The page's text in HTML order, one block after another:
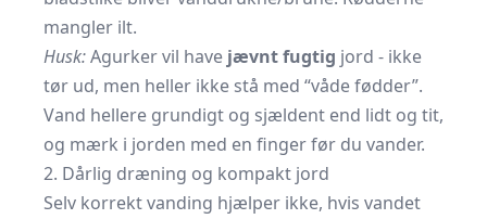
mangler ilt.
Husk:Agurker vil have jævnt fugtig jord - ikke
tør ud, men heller ikke stå med “våde fødder”.
Vand hellere grundigt og sjældent end lidt og tit,
og mærk i jorden med en finger før du vander.
2. Dårlig dræning og kompakt jord
Selv korrekt vanding hjælper ikke, hvis vandet